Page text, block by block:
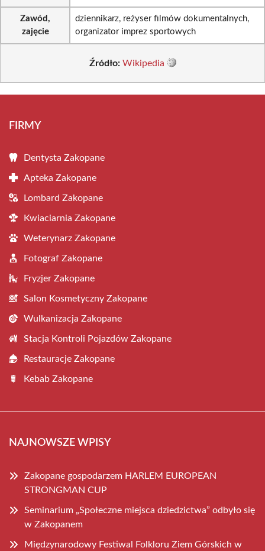
Zawód,
zajęcie
dziennikarz, reżyser filmów dokumentalnych,
organizator imprez sportowych
Źródło: Wikipedia
FIRMY
Dentysta Zakopane
Apteka Zakopane
Lombard Zakopane
Kwiaciarnia Zakopane
Weterynarz Zakopane
Fotograf Zakopane
Fryzjer Zakopane
Salon Kosmetyczny Zakopane
Wulkanizacja Zakopane
Stacja Kontroli Pojazdów Zakopane
Restauracje Zakopane
Kebab Zakopane
NAJNOWSZE WPISY
Zakopane gospodarzem HARLEM EUROPEAN
STRONGMAN CUP
Seminarium „Społeczne miejsca dziedzictwa” odbyło się
w Zakopanem
Międzynarodowy Festiwal Folkloru Ziem Górskich w